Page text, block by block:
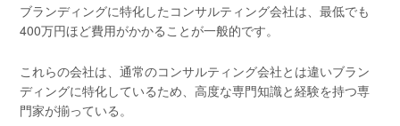
ブランディングに特化したコンサルティング会社は、最低でも
400万円ほど費用がかかることが一般的です。
これらの会社は、通常のコンサルティング会社とは違いブラン
ディングに特化しているため、高度な専門知識と経験を持つ専
門家が揃っている。